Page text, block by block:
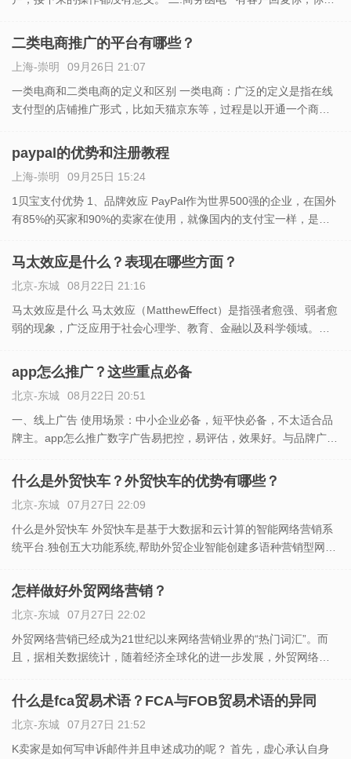
译软件，所以，你只要把外
二类电商推广的平台有哪些？
上海-崇明
09月26日 21:07
一类电商和二类电商的定义和区别 一类电商：广泛的定义是指在线
支付型的店铺推广形式，比如天猫京东等，过程是以开通一个商品
过程。 二类电商：广泛的定义是指货到付款型的单品推广形式，比
paypal的优势和注册教程
上海-崇明
09月25日 15:24
1贝宝支付优势 1、品牌效应 PayPal作为世界500强的企业，在国外
有85%的买家和90%的卖家在使用，就像国内的支付宝一样，是一
亭、阿里巴巴等很多的企业在使用。 2、及时到帐
马太效应是什么？表现在哪些方面？
北京-东城
08月22日 21:16
马太效应是什么 马太效应（MatthewEffect）是指强者愈强、弱者愈
弱的现象，广泛应用于社会心理学、教育、金融以及科学领域。马
两极分化，富的更富，穷的更穷 [1] 。出自圣
app怎么推广？这些重点必备
北京-东城
08月22日 20:51
一、线上广告 使用场景：中小企业必备，短平快必备，不太适合品
牌主。app怎么推广数字广告易把控，易评估，效果好。与品牌广告
号、应用市场。（其中应用市场与微信大号属于搜索机制，参
什么是外贸快车？外贸快车的优势有哪些？
北京-东城
07月27日 22:09
什么是外贸快车 外贸快车是基于大数据和云计算的智能网络营销系
统平台.独创五大功能系统,帮助外贸企业智能创建多语种营销型网站
渠道网络营销,实现全球推广和新兴市场开发.那外贸快
怎样做好外贸网络营销？
北京-东城
07月27日 22:02
外贸网络营销已经成为21世纪以来网络营销业界的“热门词汇”。而
且，据相关数据统计，随着经济全球化的进一步发展，外贸网络营
贸网络营销的主要方法有：网站营销、Email营销、B2B
什么是fca贸易术语？FCA与FOB贸易术语的异同
北京-东城
07月27日 21:52
K卖家是如何写申诉邮件并且申述成功的呢？ 首先，虚心承认自身